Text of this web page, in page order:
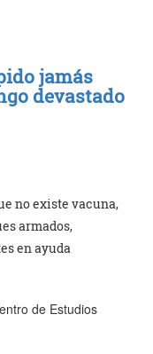
jamás
devastado
no existe vacuna,
armados,
en ayuda
de Estudios